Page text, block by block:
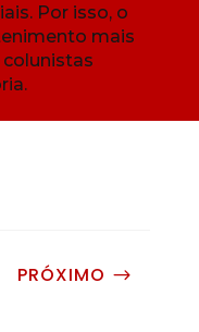
Por isso, o
mais
PRÓXIMO $